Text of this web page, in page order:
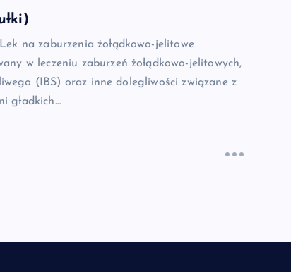
na zaburzenia żołądkowo-jelitowe
w leczeniu zaburzeń żołądkowo-jelitowych,
(IBS) oraz inne dolegliwości związane z
gładkich…